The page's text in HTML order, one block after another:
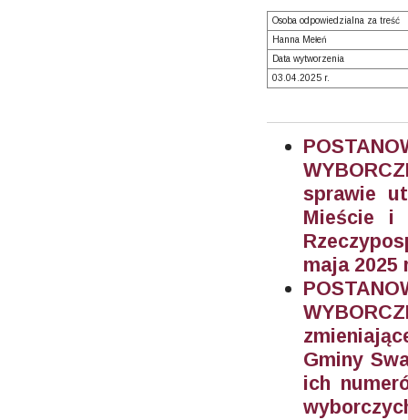
Osoba odpowiedzialna za treść
Hanna Mełeń
Data wytworzenia
03.04.2025 r.
sprawie
Mieście i
maja 2025
Gminy
ich